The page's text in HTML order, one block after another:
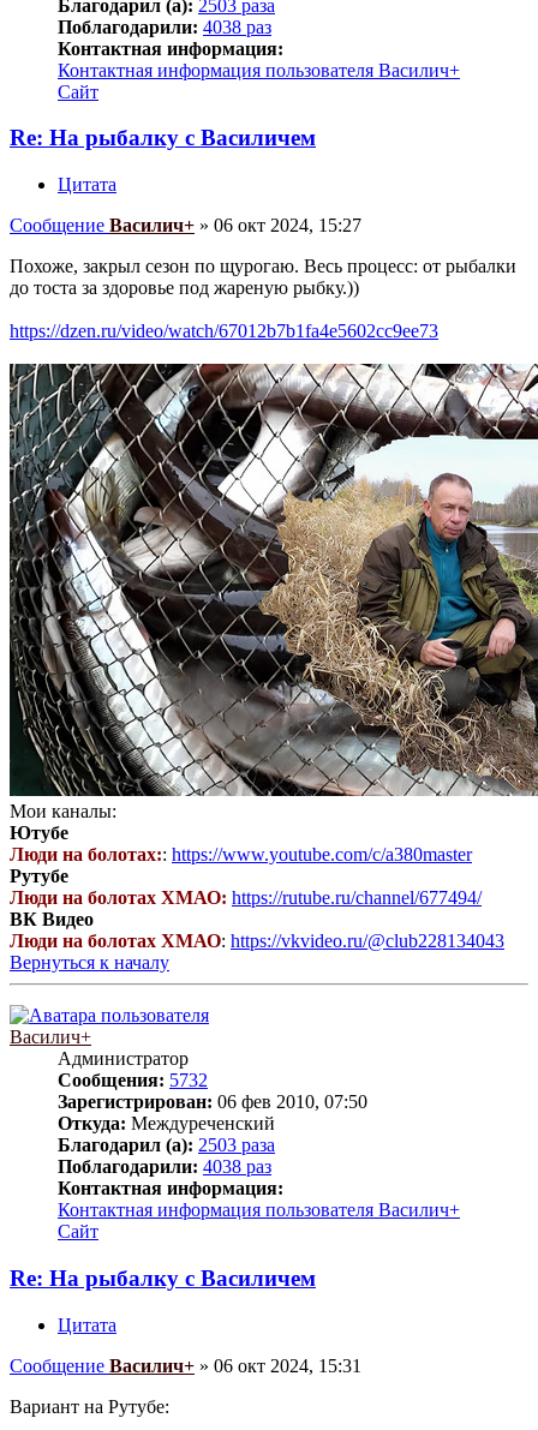
Благодарил (а): 2503 раза
Поблагодарили: 4038 раз
Контактная информация:
Контактная информация пользователя Василич+
Сайт
Re: На рыбалку с Василичем
Цитата
Сообщение Василич+ » 06 окт 2024, 15:27
Похоже, закрыл сезон по щурогаю. Весь процесс: от рыбалки
до тоста за здоровье под жареную рыбку.))
https://dzen.ru/video/watch/67012b7b1fa4e5602cc9ee73
Мои каналы:
Ютубе
Люди на болотах:: https://www.youtube.com/c/a380master
Рутубе
Люди на болотах ХМАО: https://rutube.ru/channel/677494/
ВК Видео
Люди на болотах ХМАО: https://vkvideo.ru/@club228134043
Вернуться к началу
Василич+
Администратор
Сообщения: 5732
Зарегистрирован: 06 фев 2010, 07:50
Откуда: Междуреченский
Благодарил (а): 2503 раза
Поблагодарили: 4038 раз
Контактная информация:
Контактная информация пользователя Василич+
Сайт
Re: На рыбалку с Василичем
Цитата
Сообщение Василич+ » 06 окт 2024, 15:31
Вариант на Рутубе: